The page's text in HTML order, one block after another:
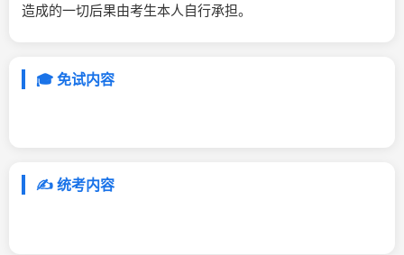
造成的一切后果由考生本人自行承担。
🎓 免试内容
✍️ 统考内容